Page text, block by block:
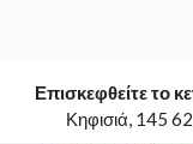
Επισκεφθείτε το
Κηφισιά, 145